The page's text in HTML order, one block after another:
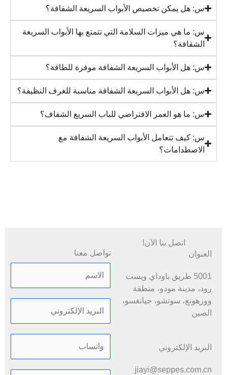
س: هل يمكن تخصيص الأبواب السريعة الشفافة؟
س: ما هي ميزات السلامة التي تتمتع بها الأبواب السريعة
الشفافة؟
س: هل الأبواب السريعة الشفافة موفرة للطاقة؟
س: هل الأبواب السريعة الشفافة مناسبة للغرف النظيفة؟
س: ما هو العمر الافتراضي للباب السريع الشفاف؟
س: كيف تتعامل الأبواب السريعة الشفافة مع
الاصطدامات؟
اتصل بنا الآن!
العنوان
5001 طريق باوداي ويست
رود، مدينة مودو، منطقة
ووزهونغ، سوتشو، جيانغسو،
الصين
البريد الإلكتروني
jiayi@seppes.com.cn
تواصل معنا